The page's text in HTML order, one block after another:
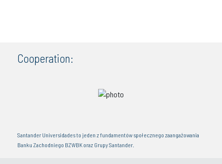
Cooperation:
Santander Universidades to jeden z fundamentów społecznego zaangażowania
Banku Zachodniego BZWBK oraz Grupy Santander.